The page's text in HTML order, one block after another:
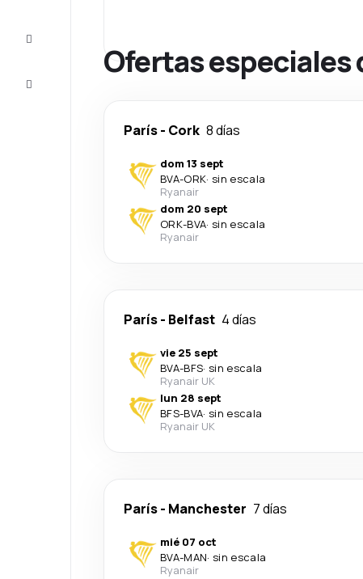
Ofertas especiales
París- Cork 8 días
dom 13 sept
BVA-ORK· sin escala
Ryanair
dom 20 sept
ORK-BVA· sin escala
Ryanair
París- Belfast 4 días
vie 25 sept
BVA-BFS· sin escala
Ryanair UK
lun 28 sept
BFS-BVA· sin escala
Ryanair UK
París- Manchester 7 días
mié 07 oct
BVA-MAN· sin escala
Ryanair